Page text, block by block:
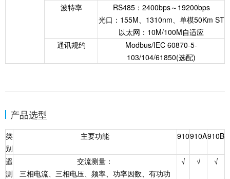
波特率
RS485：2400bps～19200bps
光口：155M、1310nm、单模50Km ST
以太网：10M/100M自适应
通讯规约
Modbus/IEC 60870-5-
103/104/61850(选配)
产品选型
类
别
主要功能 910910A910B
遥
测
交流测量：
三相电流、三相电压、频率、功率因数、有功功
√ √ √